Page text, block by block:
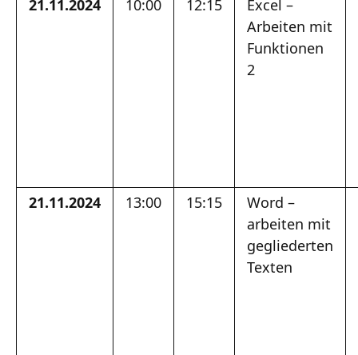
21.11.2024 10:00 12:15
Excel –
Arbeiten mit
Funktionen
2
21.11.2024 13:00 15:15
Word –
arbeiten mit
gegliederten
Texten